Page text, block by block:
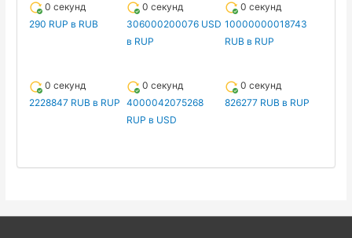
0 секунд
290 RUP в RUB
0 секунд
306000200076 USD
в RUP
0 секунд
10000000018743
RUB в RUP
0 секунд
2228847 RUB в RUP
0 секунд
4000042075268
RUP в USD
0 секунд
826277 RUB в RUP